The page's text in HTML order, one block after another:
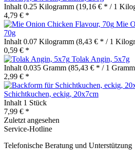
Inhalt 0.25 Kilogramm (19,16 € * / 1
4,79 € *
Mie
70g
Inhalt 0.07 Kilogramm (8,43 € * / 1
0,59 € *
Tolak Angin, 5x7g
Inhalt 0.035 Gramm (85,43 € * / 1
2,99 € *
Schichtkuchen, eckig, 20x7cm
Inhalt 1 Stück
7,99 € *
Zuletzt angesehen
Service-Hotline
Telefonische Beratung und Unterstützung